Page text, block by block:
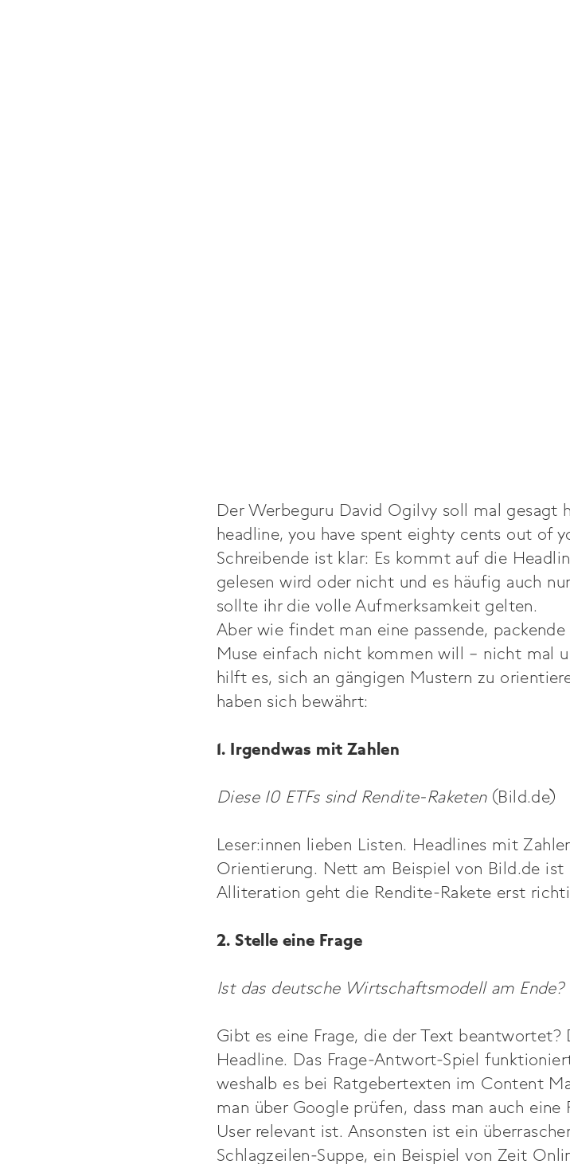
Der Werbeguru David Ogilvy soll mal gesagt
headline, you have spent eighty cents out of
Schreibende ist klar: Es kommt auf die
gelesen wird oder nicht und es häufig auch
sollte ihr die volle Aufmerksamkeit gelten.
Aber wie findet man eine passende,
Muse einfach nicht kommen will – nicht mal
hilft es, sich an gängigen Mustern zu
haben sich bewährt:
1. Irgendwas mit Zahlen
Diese 10 ETFs sind Rendite-Raketen(Bild.de)
Leser:innen lieben Listen. Headlines mit
Orientierung. Nett am Beispiel von Bild.de
Alliteration geht die Rendite-Rakete erst
2. Stelle eine Frage
Ist das deutsche Wirtschaftsmodell am Ende?
Gibt es eine Frage, die der Text
Headline. Das Frage-Antwort-Spiel
weshalb es bei Ratgebertexten im Content
man über Google prüfen, dass man auch
User relevant ist. Ansonsten ist ein
Schlagzeilen-Suppe, ein Beispiel von Zeit